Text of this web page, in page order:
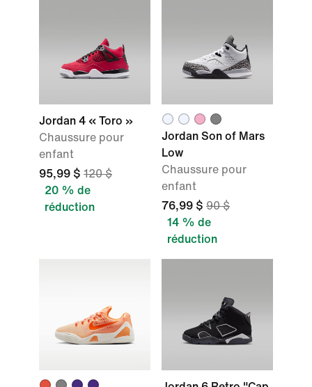
Jordan 4 « Toro »
Chaussure pour
enfant
95,99 $ 120 $
20 % de
réduction
Jordan Son of Mars
Low
Chaussure pour
enfant
76,99 $ 90 $
14 % de
réduction